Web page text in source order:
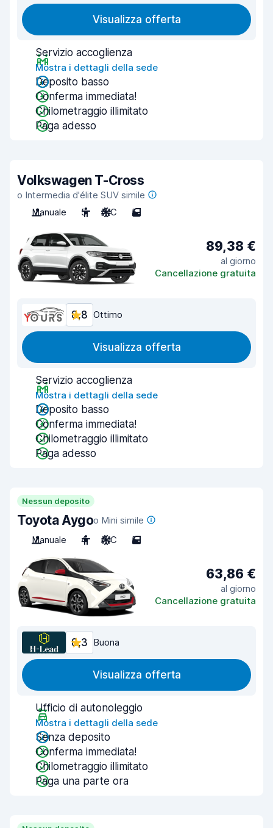
Visualizza offerta
Servizio accoglienza
Mostra i dettagli della sede
Deposito basso
Conferma immediata!
Chilometraggio illimitato
Paga adesso
Volkswagen T-Cross
o Intermedia d'élite SUV simile
Manuale
5 A/C 5
89,38 €
al giorno
Cancellazione gratuita
8,8 Ottimo
Visualizza offerta
Servizio accoglienza
Mostra i dettagli della sede
Deposito basso
Conferma immediata!
Chilometraggio illimitato
Paga adesso
Nessun deposito
Toyota Aygoo Mini simile
Manuale
4 A/C 5
63,86 €
al giorno
Cancellazione gratuita
8,3 Buona
Visualizza offerta
Ufficio di autonoleggio
Mostra i dettagli della sede
Senza deposito
Conferma immediata!
Chilometraggio illimitato
Paga una parte ora